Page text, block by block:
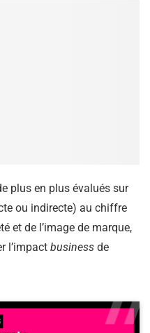
plus en plus évalués sur
ou indirecte) au chiffre
et de l’image de marque,
l’impact business de